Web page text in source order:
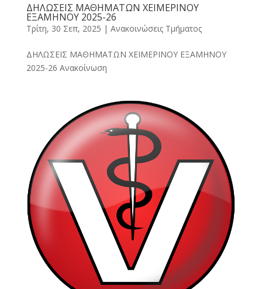
ΔΗΛΩΣΕΙΣ ΜΑΘΗΜΑΤΩΝ ΧΕΙΜΕΡΙΝΟΥ
ΕΞΑΜΗΝΟΥ 2025-26
Τρίτη, 30 Σεπ, 2025 | Ανακοινώσεις Τμήματος
ΔΗΛΩΣΕΙΣ ΜΑΘΗΜΑΤΩΝ ΧΕΙΜΕΡΙΝΟΥ ΕΞΑΜΗΝΟΥ
2025-26 Ανακοίνωση